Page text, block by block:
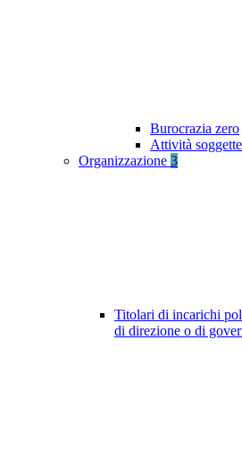
Burocrazia zero
Attività
Organizzazione 3
Titolari di incarichi
di direzione o di